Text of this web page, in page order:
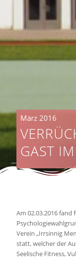
März 2016
GAST IM
Am 02.03.2016 fand
Verein „Irrsinnig
statt, welcher der
Seelische Fitness,